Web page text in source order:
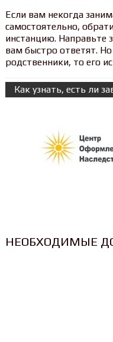
Если вам некогда
самостоятельно,
инстанцию. Направьте
вам быстро ответят.
родственники, то его
Как узнать, есть ли
НЕОБХОДИМЫЕ